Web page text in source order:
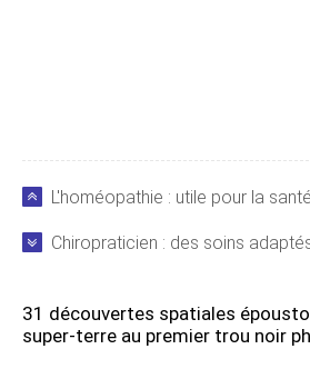
L'homéopathie : utile pour la santé ?
Chiropraticien : des soins adaptés et
31 découvertes spatiales
super-terre au premier trou noir